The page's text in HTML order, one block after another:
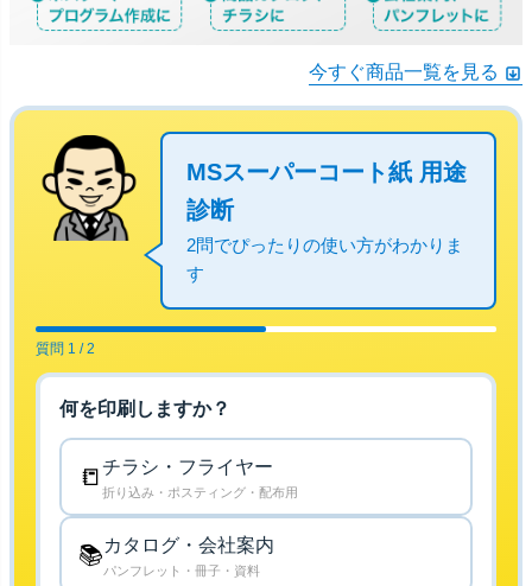
今すぐ商品一覧を見る
MSスーパーコート紙 用途
診断
2問でぴったりの使い方がわかりま
す
質問 1 / 2
何を印刷しますか？
📒チラシ・フライヤー
折り込み・ポスティング・配布用
📚カタログ・会社案内
パンフレット・冊子・資料